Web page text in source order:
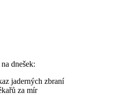
dnešek:
jaderných zbraní
za mír